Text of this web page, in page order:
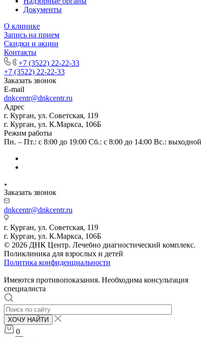
Документы
О клинике
Запись на прием
Скидки и акции
Контакты
+7 (3522) 22-22-33
+7 (3522) 22-22-33
Заказать звонок
E-mail
dnkcentr@dnkcentr.ru
Адрес
г. Курган, ул. Советская, 119
г. Курган, ул. К.Маркса, 106Б
Режим работы
Пн. – Пт.: с 8:00 до 19:00 Сб.: с 8:00 до 14:00 Вс.: выходной
Заказать звонок
dnkcentr@dnkcentr.ru
г. Курган, ул. Советская, 119
г. Курган, ул. К.Маркса, 106Б
© 2026 ДНК Центр. Лечебно диагностический комплекс.
Поликлиника для взрослых и детей
Политика конфиденциальности
Имеются противопоказания. Необходима консультация
специалиста
ХОЧУ НАЙТИ
0